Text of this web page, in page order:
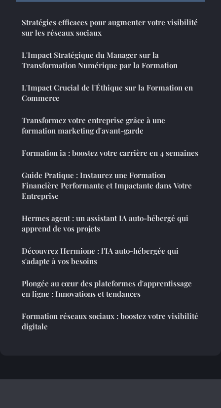
Stratégies efficaces pour augmenter votre visibilité
sur les réseaux sociaux
L'Impact Stratégique du Manager sur la
Transformation Numérique par la Formation
L'Impact Crucial de l'Éthique sur la Formation en
Commerce
Transformez votre entreprise grâce à une
formation marketing d'avant-garde
Formation ia : boostez votre carrière en 4 semaines
Guide Pratique : Instaurez une Formation
Financière Performante et Impactante dans Votre
Entreprise
Hermes agent : un assistant IA auto-hébergé qui
apprend de vos projets
Découvrez Hermione : l'IA auto-hébergée qui
s'adapte à vos besoins
Plongée au cœur des plateformes d'apprentissage
en ligne : Innovations et tendances
Formation réseaux sociaux : boostez votre visibilité
digitale